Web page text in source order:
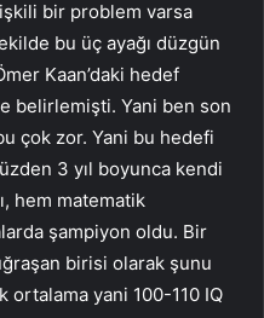
bir problem varsa
bu üç ayağı düzgün
Kaan’daki hedef
belirlemişti. Yani ben son
çok zor. Yani bu hedefi
3 yıl boyunca kendi
hem matematik
şampiyon oldu. Bir
birisi olarak şunu
ortalama yani 100-110 IQ